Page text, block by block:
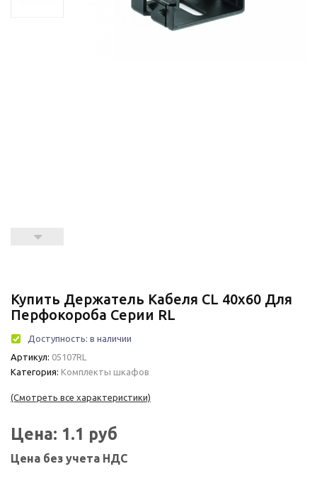
Купить Держатель Кабеля CL 40x60 Для
Перфокороба Серии RL
Доступность: в наличии
Артикул: 05107RL
Категория: Комплекты шкафов
(Смотреть все характеристики)
Цена: 1.1 руб
Цена без учета НДС